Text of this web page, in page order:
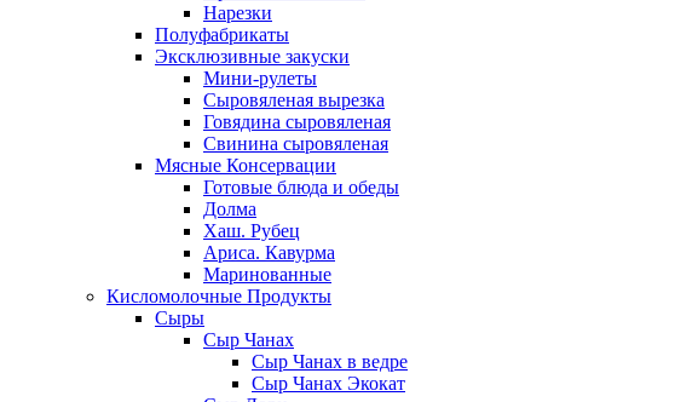
Нарезки
Полуфабрикаты
Эксклюзивные закуски
Мини-рулеты
Сыровяленая вырезка
Говядина сыровяленая
Свинина сыровяленая
Мясные Консервации
Готовые блюда и обеды
Долма
Хаш. Рубец
Ариса. Кавурма
Маринованные
Кисломолочные Продукты
Сыры
Сыр Чанах
Сыр Чанах в ведре
Сыр Чанах Экокат